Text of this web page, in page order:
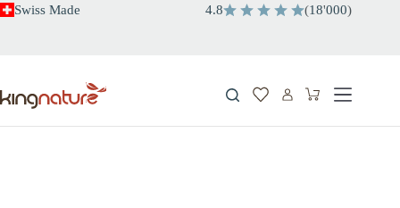
SaltaSwiss Made 4.8 (18'000)
Carrello